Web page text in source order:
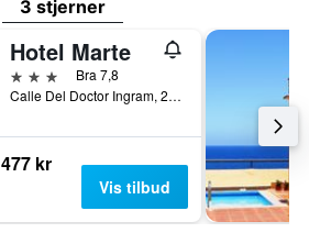
3 stjerner
Hotel Marte
3 stjernerBra 7,8
Calle Del Doctor Ingram, 20, Puerto de la Cruz, Tenerife, Spania
477 kr
Vis tilbud